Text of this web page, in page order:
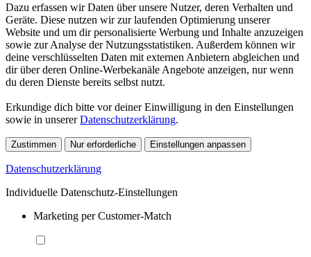
Dazu erfassen wir Daten über unsere Nutzer, deren Verhalten und
Geräte. Diese nutzen wir zur laufenden Optimierung unserer
Website und um dir personalisierte Werbung und Inhalte anzuzeigen
sowie zur Analyse der Nutzungsstatistiken. Außerdem können wir
deine verschlüsselten Daten mit externen Anbietern abgleichen und
dir über deren Online-Werbekanäle Angebote anzeigen, nur wenn
du deren Dienste bereits selbst nutzt.
Erkundige dich bitte vor deiner Einwilligung in den Einstellungen
sowie in unsererDatenschutzerklärung.
Zustimmen Nur erforderliche Einstellungen anpassen
Datenschutzerklärung
Individuelle Datenschutz-Einstellungen
Marketing per Customer-Match